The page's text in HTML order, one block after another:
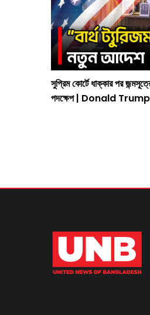
সুপ্রিম কোর্টে ধাক্কার পর
পদক্ষেপ | Donald